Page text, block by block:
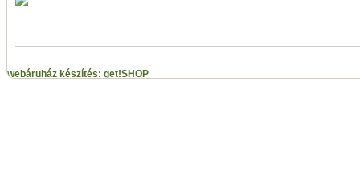
webáruház készítés: get!SHOP